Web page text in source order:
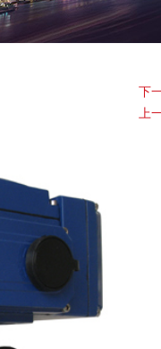
下
上